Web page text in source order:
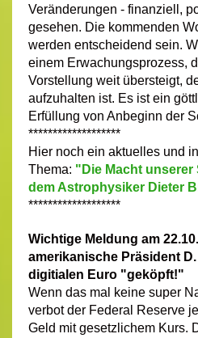
Veränderungen - finanziell,
gesehen. Die kommenden
werden entscheidend sein.
einem Erwachungsprozess,
Vorstellung weit übersteigt,
aufzuhalten ist. Es ist ein
Erfüllung von Anbeginn der
*******************
Hier noch ein aktuelles und
Thema: "Die Macht
dem Astrophysiker Dieter
*******************
Wichtige Meldung am
amerikanische Präsident
digitialen Euro "geköpft!"
Wenn das mal keine super
verbot der Federal Reserve
Geld mit gesetzlichem Kurs.